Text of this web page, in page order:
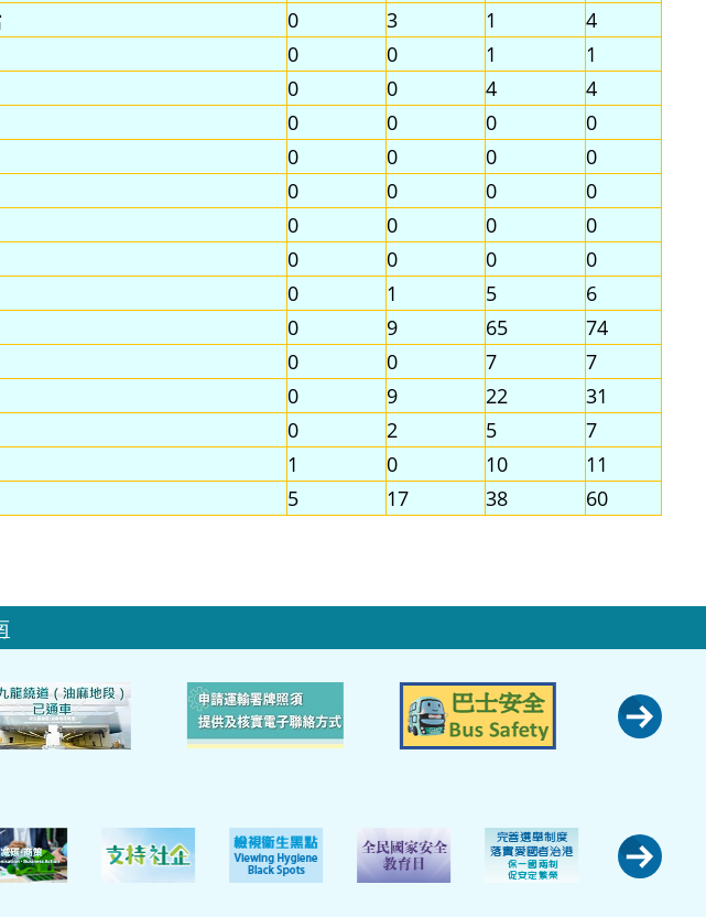
0 3 1
4
0 0 1
1
0 0 4
4
0 0 0
0
0 0 0
0
0 0 0
0
0 0 0
0
0 0 0
0
0 1 5
6
0 9 65
74
0 0 7
7
0 9 22
31
0 2 5
7
1 0 10
11
5 17 38 60